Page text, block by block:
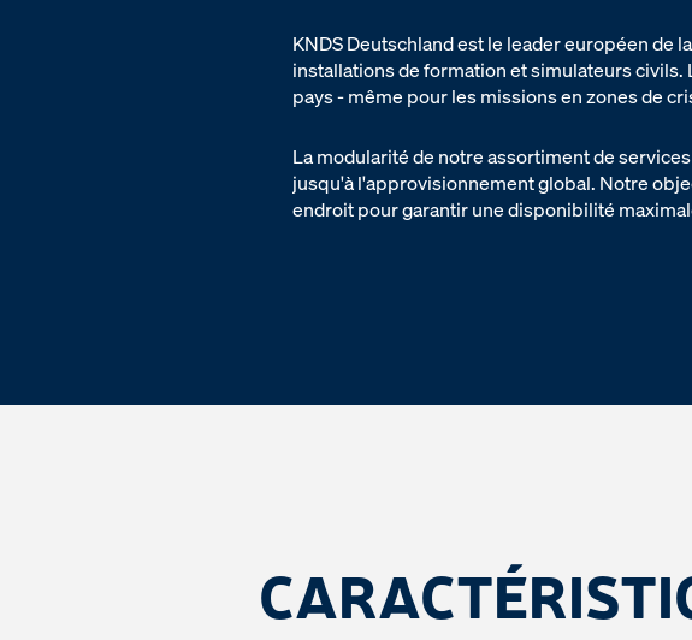
KNDS Deutschland est le leader européen
installations de formation et simulateurs
pays - même pour les missions en zones de
La modularité de notre assortiment de
jusqu'à l'approvisionnement global. Notre
endroit pour garantir une disponibilité